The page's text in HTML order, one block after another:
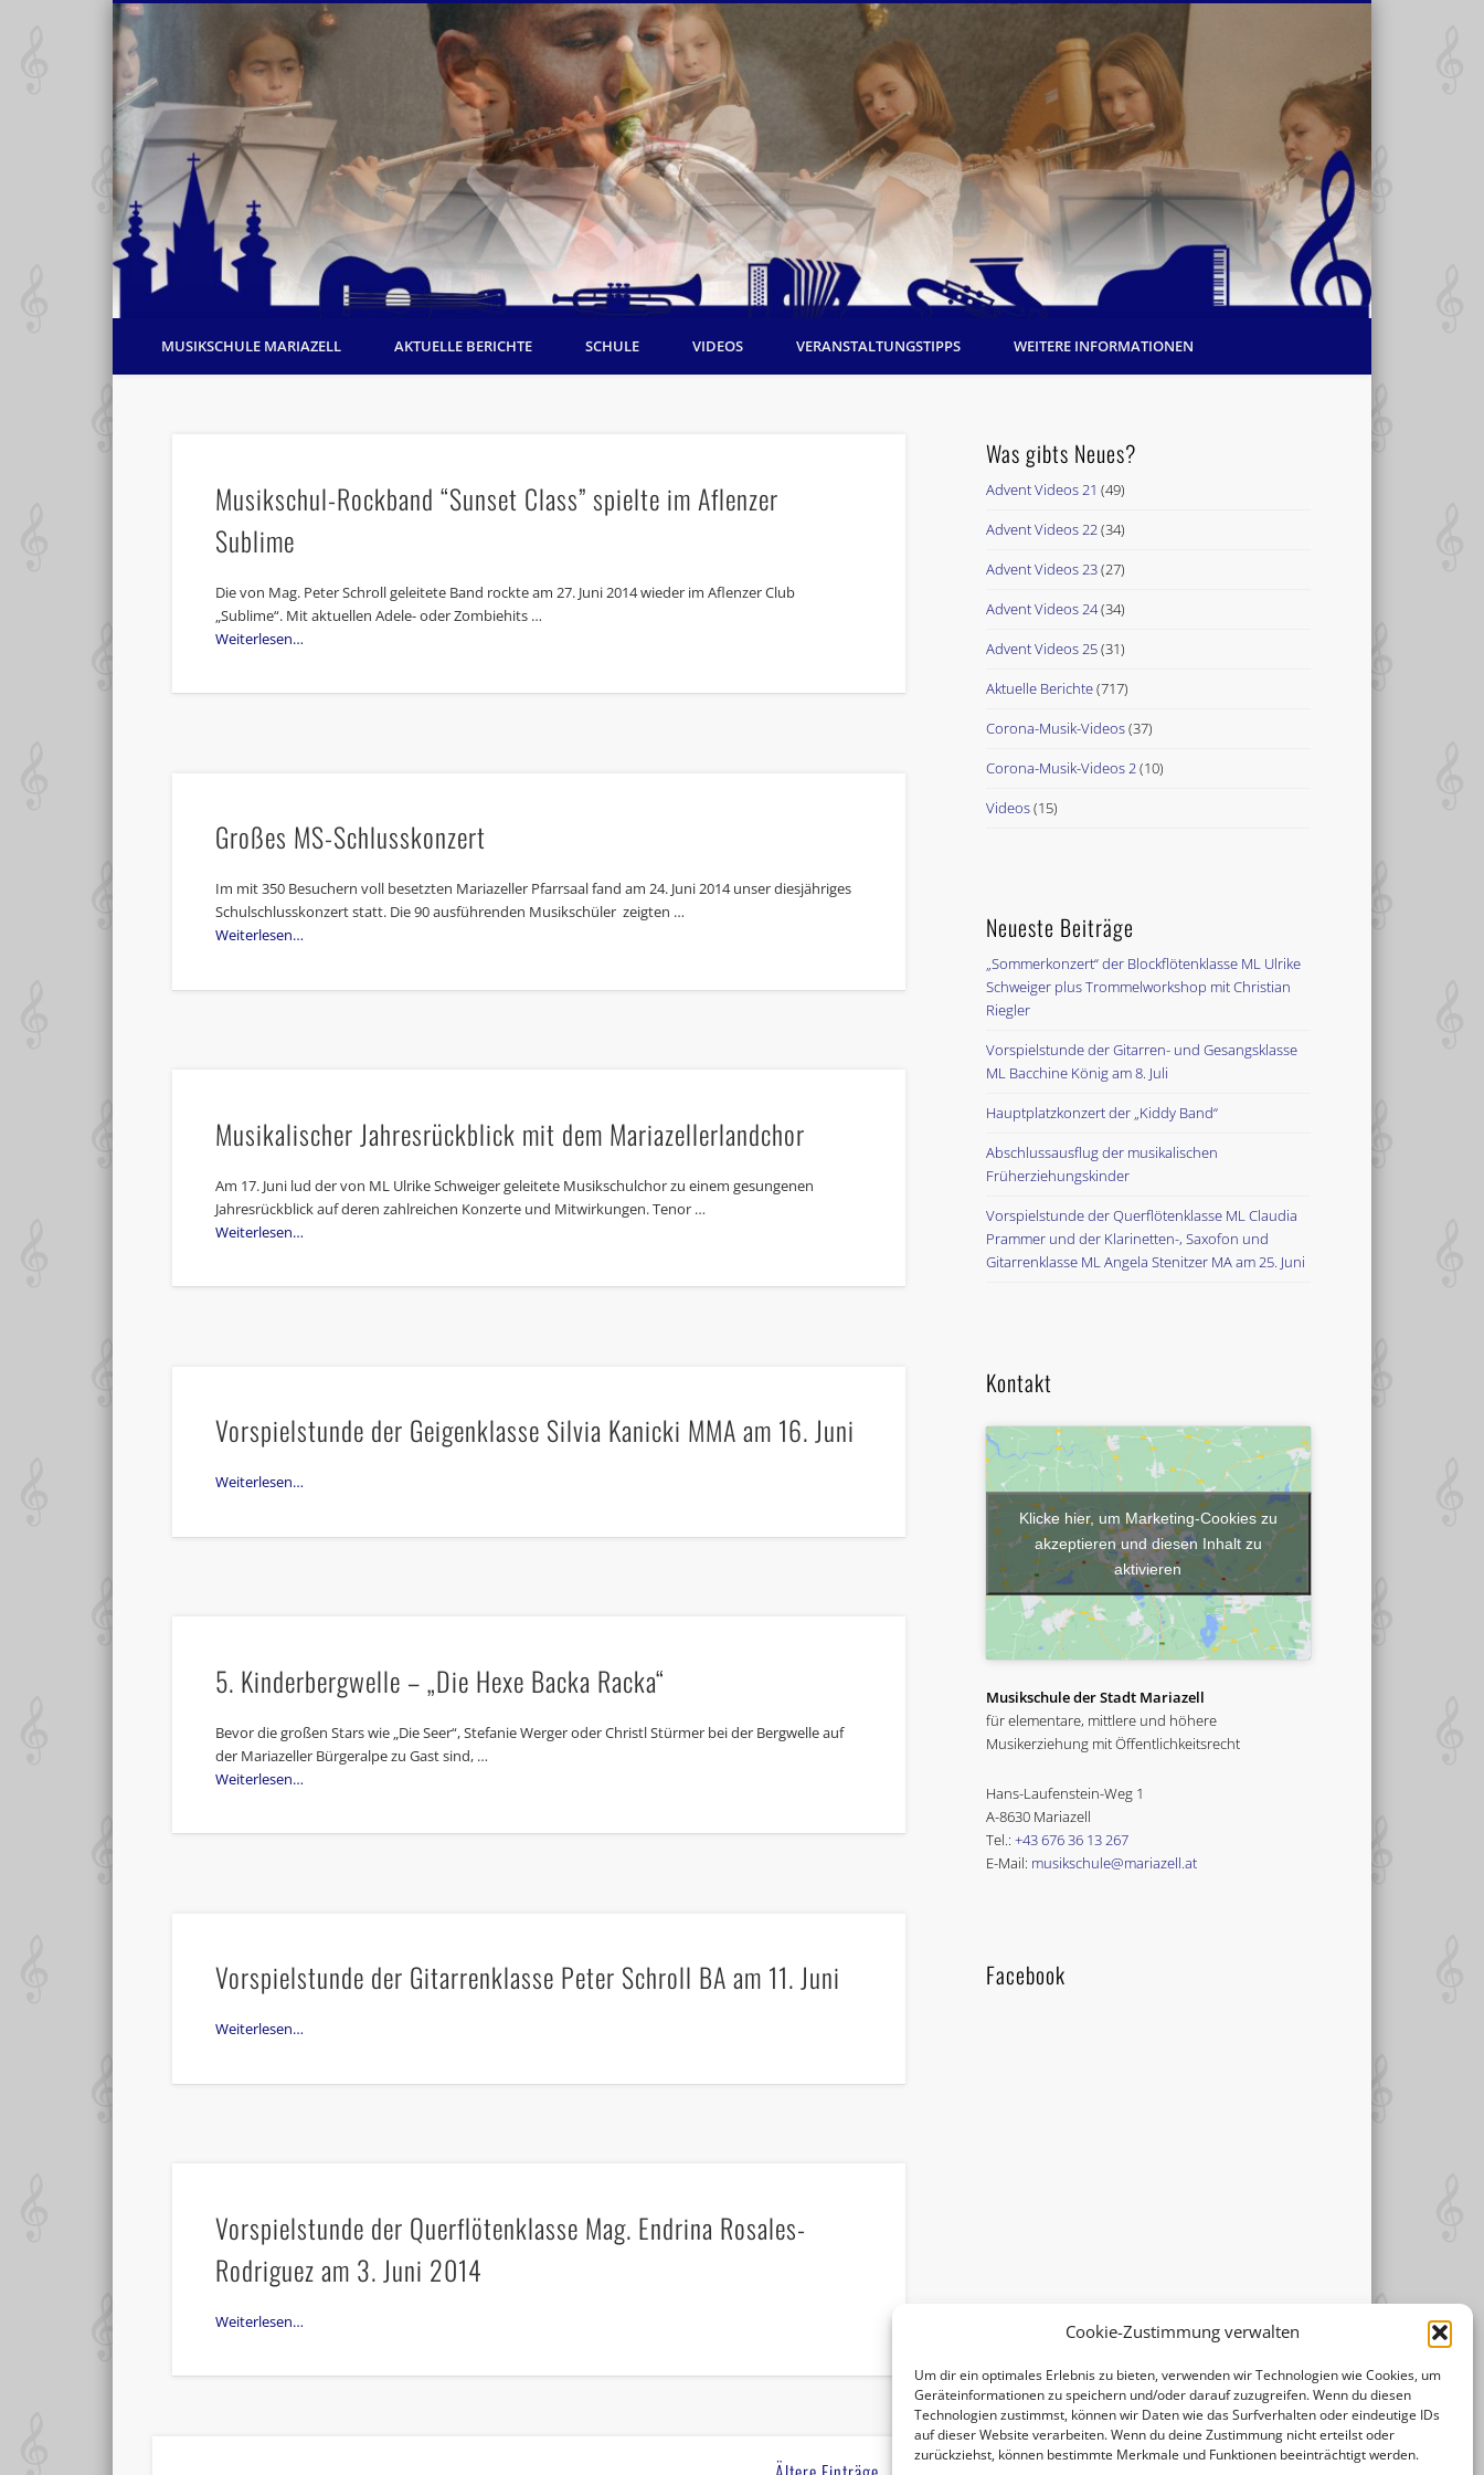
Cookie-Zustimmung verwalten
Um dir ein optimales Erlebnis zu bieten, verwenden wir Technologien wie Cookies, um
Geräteinformationen zu speichern und/oder darauf zuzugreifen. Wenn du diesen
Technologien zustimmst, können wir Daten wie das Surfverhalten oder eindeutige IDs
auf dieser Website verarbeiten. Wenn du deine Zustimmung nicht erteilst oder
zurückziehst, können bestimmte Merkmale und Funktionen beeinträchtigt werden.
MUSIKSCHULE MARIAZELL AKTUELLE BERICHTE SCHULE VIDEOS VERANSTALTUNGSTIPPS WEITERE INFORMATIONEN
Musikschul-Rockband “Sunset Class” spielte im Aflenzer
Sublime
Die von Mag. Peter Schroll geleitete Band rockte am 27. Juni 2014 wieder im Aflenzer Club
„Sublime“. Mit aktuellen Adele- oder Zombiehits …
Weiterlesen…
Großes MS-Schlusskonzert
Im mit 350 Besuchern voll besetzten Mariazeller Pfarrsaal fand am 24. Juni 2014 unser diesjähriges
Schulschlusskonzert statt. Die 90 ausführenden Musikschüler zeigten …
Weiterlesen…
Musikalischer Jahresrückblick mit dem Mariazellerlandchor
Am 17. Juni lud der von ML Ulrike Schweiger geleitete Musikschulchor zu einem gesungenen
Jahresrückblick auf deren zahlreichen Konzerte und Mitwirkungen. Tenor …
Weiterlesen…
Vorspielstunde der Geigenklasse Silvia Kanicki MMA am 16. Juni
Weiterlesen…
5. Kinderbergwelle – „Die Hexe Backa Racka“
Bevor die großen Stars wie „Die Seer“, Stefanie Werger oder Christl Stürmer bei der Bergwelle auf
der Mariazeller Bürgeralpe zu Gast sind, …
Weiterlesen…
Vorspielstunde der Gitarrenklasse Peter Schroll BA am 11. Juni
Weiterlesen…
Vorspielstunde der Querflötenklasse Mag. Endrina Rosales-
Rodriguez am 3. Juni 2014
Weiterlesen…
Was gibts Neues?
Advent Videos 21 (49)
Advent Videos 22(34)
Advent Videos 23(27)
Advent Videos 24(34)
Advent Videos 25(31)
Aktuelle Berichte(717)
Corona-Musik-Videos(37)
Corona-Musik-Videos 2(10)
Videos(15)
Neueste Beiträge
„Sommerkonzert“ der Blockflötenklasse ML Ulrike
Schweiger plus Trommelworkshop mit Christian
Riegler
Vorspielstunde der Gitarren- und Gesangsklasse
ML Bacchine König am 8. Juli
Hauptplatzkonzert der „Kiddy Band“
Abschlussausflug der musikalischen
Früherziehungskinder
Vorspielstunde der Querflötenklasse ML Claudia
Prammer und der Klarinetten-, Saxofon und
Gitarrenklasse ML Angela Stenitzer MA am 25. Juni
Kontakt
Klicke hier, um Marketing-Cookies zu
akzeptieren und diesen Inhalt zu
aktivieren
Musikschule der Stadt Mariazell
für elementare, mittlere und höhere
Musikerziehung mit Öffentlichkeitsrecht
Hans-Laufenstein-Weg 1
A-8630 Mariazell
Tel.: +43 676 36 13 267
E-Mail: musikschule@mariazell.at
Facebook